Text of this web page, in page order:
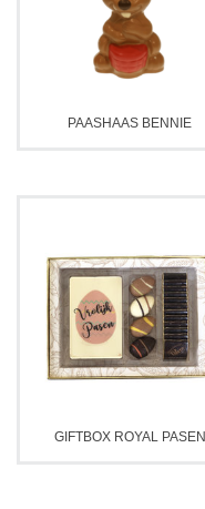
PAASHAAS BENNIE
GIFTBOX ROYAL PASEN